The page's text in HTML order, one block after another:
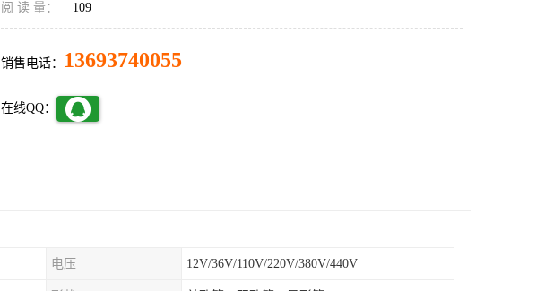
阅 读 量： 109
销售电话： 13693740055
在线QQ：
电压 12V/36V/110V/220V/380V/440V